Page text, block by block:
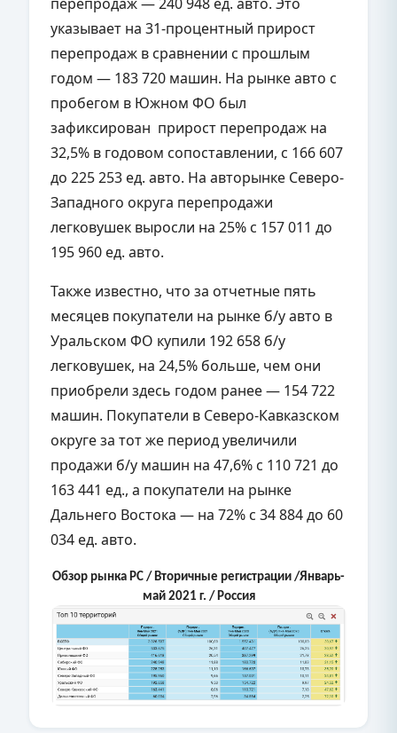
указывает на 31-процентный прирост
перепродаж в сравнении с прошлым
годом — 183 720 машин. На рынке авто с
пробегом в Южном ФО был
зафиксирован прирост перепродаж на
32,5% в годовом сопоставлении, с 166 607
до 225 253 ед. авто. На авторынке Северо-
Западного округа перепродажи
легковушек выросли на 25% с 157 011 до
195 960 ед. авто.
Также известно, что за отчетные пять
месяцев покупатели на рынке б/у авто в
Уральском ФО купили 192 658 б/у
легковушек, на 24,5% больше, чем они
приобрели здесь годом ранее — 154 722
машин. Покупатели в Северо-Кавказском
округе за тот же период увеличили
продажи б/у машин на 47,6% с 110 721 до
163 441 ед., а покупатели на рынке
Дальнего Востока — на 72% с 34 884 до 60
034 ед. авто.
Обзор рынка PC / Вторичные регистрации /Январь-
май 2021 г. / Россия